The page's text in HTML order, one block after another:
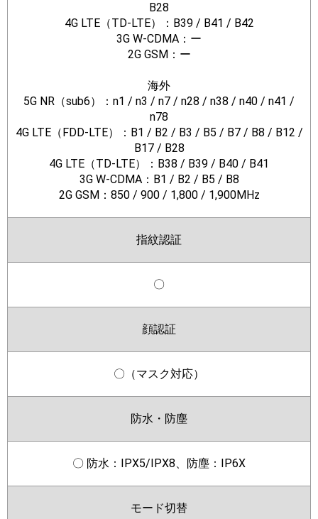
B28
4G LTE（TD-LTE）：B39 / B41 / B42
3G W-CDMA：ー
2G GSM：ー
海外
5G NR（sub6）：n1 / n3 / n7 / n28 / n38 / n40 / n41 /
n78
4G LTE（FDD-LTE）：B1 / B2 / B3 / B5 / B7 / B8 / B12 /
B17 / B28
4G LTE（TD-LTE）：B38 / B39 / B40 / B41
3G W-CDMA：B1 / B2 / B5 / B8
2G GSM：850 / 900 / 1,800 / 1,900MHz
指紋認証
〇
顔認証
〇（マスク対応）
防水・防塵
〇 防水：IPX5/IPX8、防塵：IP6X
モード切替